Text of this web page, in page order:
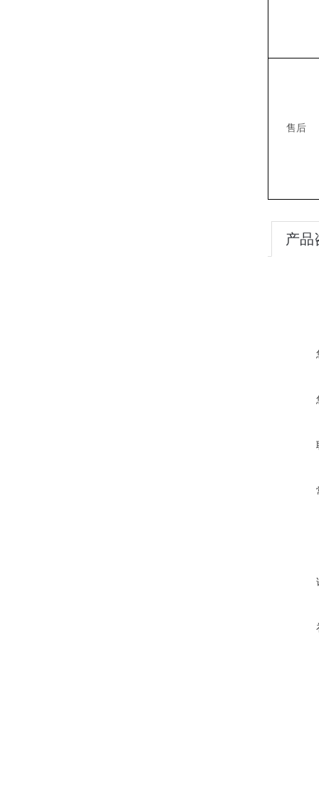
售后
产品